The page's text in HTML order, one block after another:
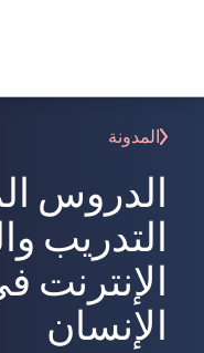
المدونة
الدروس
التدريب
الإنسان